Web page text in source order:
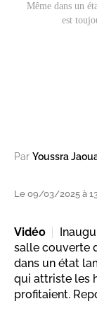
Même dans un
est
Par Youssra
Le 09/03/2025 à
Vidéo
salle couverte
dans un état
qui attriste les
profitaient.